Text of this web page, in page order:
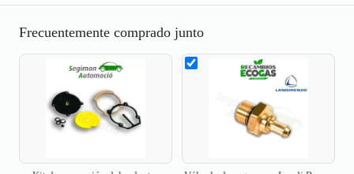
Frecuentemente comprado junto